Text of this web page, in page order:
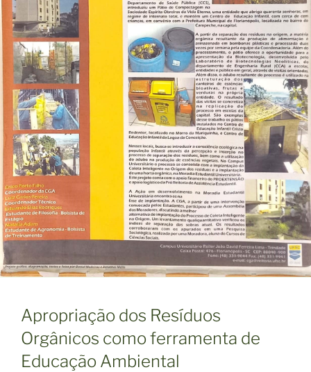
Apropriação dos Resíduos
Orgânicos como ferramenta de
Educação Ambiental